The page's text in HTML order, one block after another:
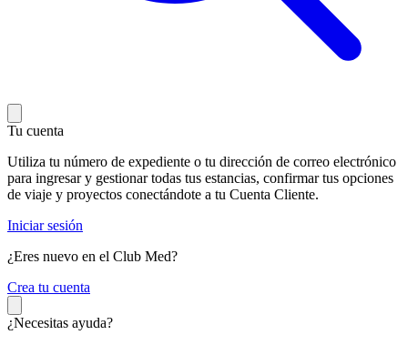
Tu cuenta
Utiliza tu número de expediente o tu dirección de correo electrónico
para ingresar y gestionar todas tus estancias, confirmar tus opciones
de viaje y proyectos conectándote a tu Cuenta Cliente.
Iniciar sesión
¿Eres nuevo en el Club Med?
Crea tu cuenta
¿Necesitas ayuda?